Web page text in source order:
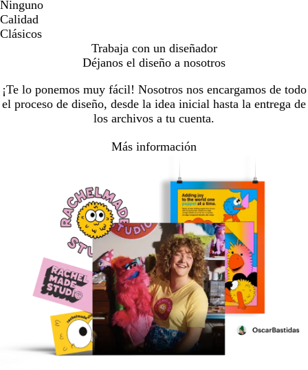
Ninguno
Calidad
Clásicos
Trabaja con un diseñador
Déjanos el diseño a nosotros
¡Te lo ponemos muy fácil! Nosotros nos encargamos de todo
el proceso de diseño, desde la idea inicial hasta la entrega de
los archivos a tu cuenta.
Más información